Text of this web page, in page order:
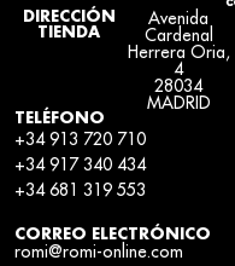
DIRECCIÓN
TIENDA
Avenida
Cardenal
Herrera Oria,
4
28034
MADRID
TELÉFONO
+34 913 720 710
+34 917 340 434
+34 681 319 553
CORREO ELECTRÓNICO
romi@romi-online.com